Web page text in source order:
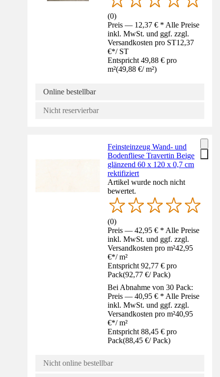
(0)
Preis — 12,37 € * Alle Preise
inkl. MwSt. und ggf. zzgl.
Versandkosten pro ST12,37
€*/ ST
Entspricht 49,88 € pro
m²(49,88 €/ m²)
Online bestellbar
Nicht reservierbar
Feinsteinzeug Wand- und
Bodenfliese Travertin Beige
glänzend 60 x 120 x 0,7 cm
rektifiziert
Artikel wurde noch nicht
bewertet.
(0)
Preis — 42,95 € * Alle Preise
inkl. MwSt. und ggf. zzgl.
Versandkosten pro m²42,95
€*/ m²
Entspricht 92,77 € pro
Pack(92,77 €/ Pack)
Bei Abnahme von 30 Pack:
Preis — 40,95 € * Alle Preise
inkl. MwSt. und ggf. zzgl.
Versandkosten pro m²40,95
€*/ m²
Entspricht 88,45 € pro
Pack(88,45 €/ Pack)
Nicht online bestellbar